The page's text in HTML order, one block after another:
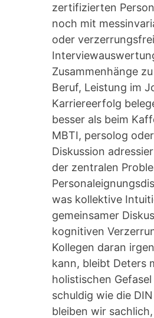
zertifizierten
noch mit
oder
Zusammenhänge
Beruf, Leistung im
Karriereerfolg
besser als beim
MBTI, persolog
Diskussion
der zentralen
was kollektive
gemeinsamer
kognitiven
Kollegen daran
kann, bleibt Deters
holistischen
schuldig wie die
bleiben wir